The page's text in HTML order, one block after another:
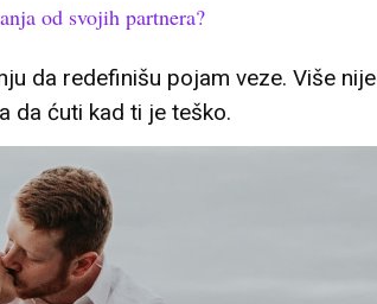
od svojih partnera?
da redefinišu pojam veze. Više nije
da ćuti kad ti je teško.